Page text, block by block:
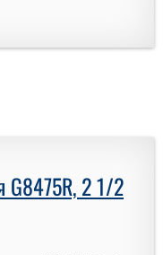
G8475R, 2 1/2